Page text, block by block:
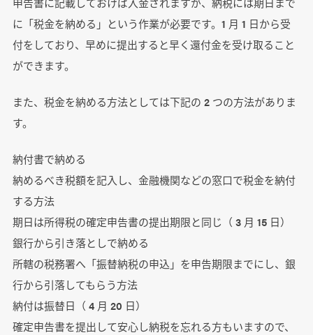
に「税金を納める」という作業が必要です。1 月 1 日から受
付をしており、早めに提出すると早く還付金を受け取ること
ができます。
また、税金を納める方法としては下記の 2 つの方法がありま
す。
納付書で納める
納めるべき税額を記入し、金融機関などの窓口で税金を納付
する方法
期日は所得税の確定申告書の提出期限と同じ（ 3 月 15 日）
銀行から引き落としで納める
所轄の税務署へ「振替納税の申込」を申告期限までにし、銀
行から引落してもらう方法
納付は振替日（ 4 月 20 日）
確定申告書を提出して安心し納税を忘れる方もいますので、